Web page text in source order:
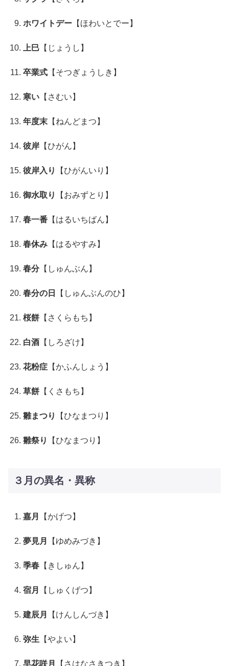
ホワイトデー 【ほわいとでー】
上巳 【じょうし】
卒業式 【そつぎょうしき】
寒い 【さむい】
年度末 【ねんどまつ】
彼岸 【ひがん】
彼岸入り 【ひがんいり】
御水取り 【おみずとり】
春一番 【はるいちばん】
春休み 【はるやすみ】
春分【しゅんぶん】
春分の日 【しゅんぶんのひ】
桜餅 【さくらもち】
白酒 【しろざけ】
花粉症 【かふんしょう】
草餅 【くさもち】
雛まつり 【ひなまつり】
雛祭り 【ひなまつり】
３月の異名・異称
嘉月 【かげつ】
夢見月 【ゆめみづき】
季春 【きしゅん】
宿月 【しゅくげつ】
建辰月 【けんしんづき】
弥生 【やよい】
早花咲月 【さはなさきつき】